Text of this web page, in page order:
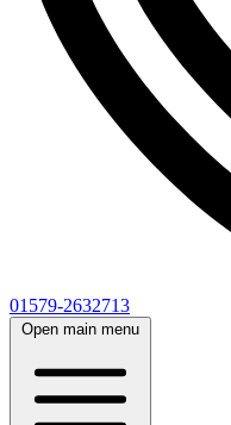
01579-2632713
Open main menu